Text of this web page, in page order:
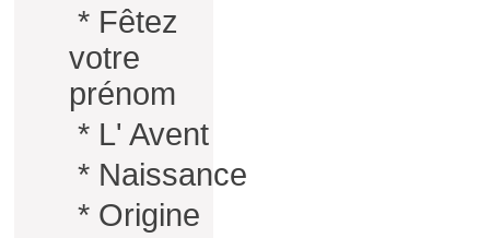
* Fêtez
votre
prénom
* L' Avent
* Naissance
* Origine